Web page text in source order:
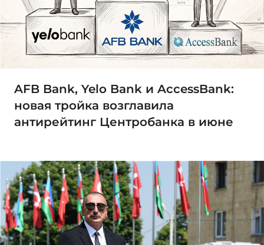
AFB Bank, Yelo Bank и AccessBank:
новая тройка возглавила
антирейтинг Центробанка в июне